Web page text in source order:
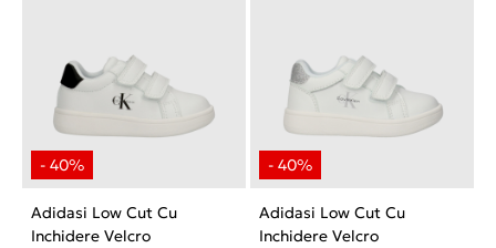
Adidasi Low Cut Cu
Inchidere Velcro
Adidasi Low Cut Cu
Inchidere Velcro